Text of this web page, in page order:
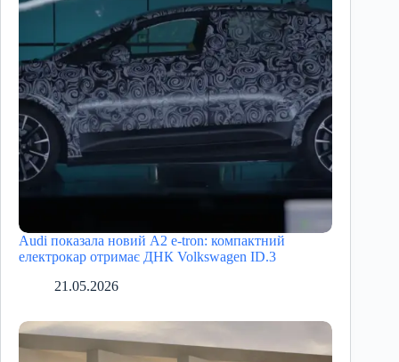
Audi показала новий A2 e-tron: компактний
електрокар отримає ДНК Volkswagen ID.3
21.05.2026